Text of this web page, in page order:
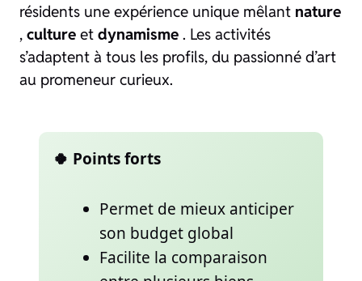
résidents une expérience unique mêlant nature
, culture et dynamisme . Les activités
s’adaptent à tous les profils, du passionné d’art
au promeneur curieux.
🍀 Points forts
Permet de mieux anticiper
son budget global
Facilite la comparaison